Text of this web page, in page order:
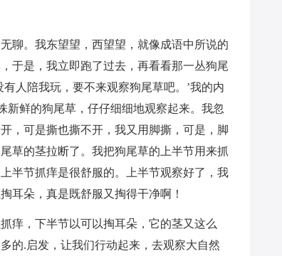
聊。我东望望，西望望，就像成语中所说的
于是，我立即跑了过去，再看看那一丛狗尾
人陪我玩，要不来观察狗尾草吧。’我的内
新鲜的狗尾草，仔仔细细地观察起来。我忽
，可是撕也撕不开，我又用脚撕，可是，脚
草的茎拉断了。我把狗尾草的上半节用来抓
半节抓痒是很舒服的。上半节观察好了，我
耳朵，真是既舒服又掏得干净啊！
痒，下半节以可以掏耳朵，它的茎又这么
的.启发，让我们行动起来，去观察大自然